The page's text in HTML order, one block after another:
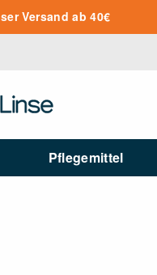
Versand ab 40€
Pflegemittel